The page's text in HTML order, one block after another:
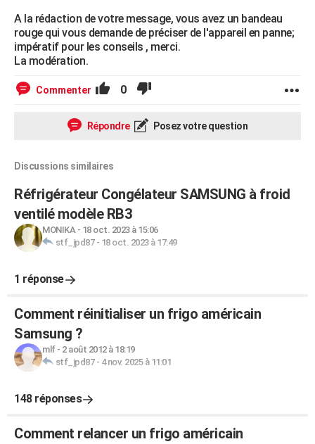
A la rédaction de votre message, vous avez un bandeau
rouge qui vous demande de préciser de l'appareil en panne;
impératif pour les conseils , merci.
La modération.
Commenter 0
Répondre Posez votre question
Discussions similaires
Réfrigérateur Congélateur SAMSUNG à froid
ventilé modèle RB3
MONIKA- 18 oct. 2023 à 15:06
stf_jpd87- 18 oct. 2023 à 17:49
1 réponse
Comment réinitialiser un frigo américain
Samsung ?
mlf- 2 août 2012 à 18:19
stf_jpd87- 4 nov. 2025 à 11:01
148 réponses
Comment relancer un frigo américain